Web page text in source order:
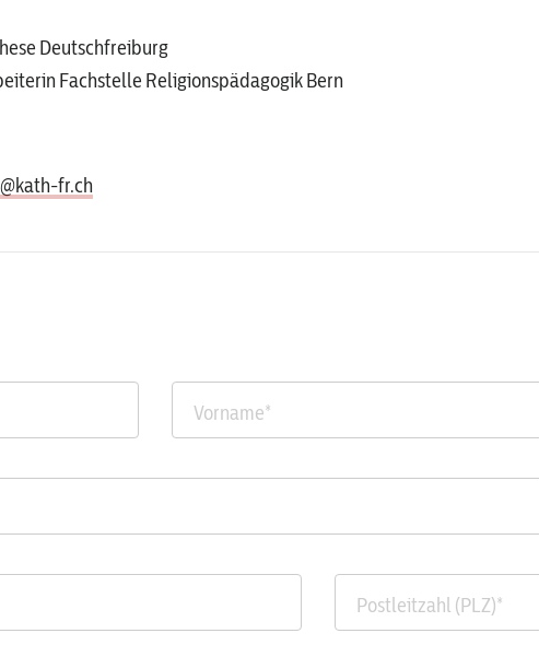
Deutschfreiburg
Fachstelle Religionspädagogik Bern
fr.ch
Vorname*
Postleitzahl (PLZ)*